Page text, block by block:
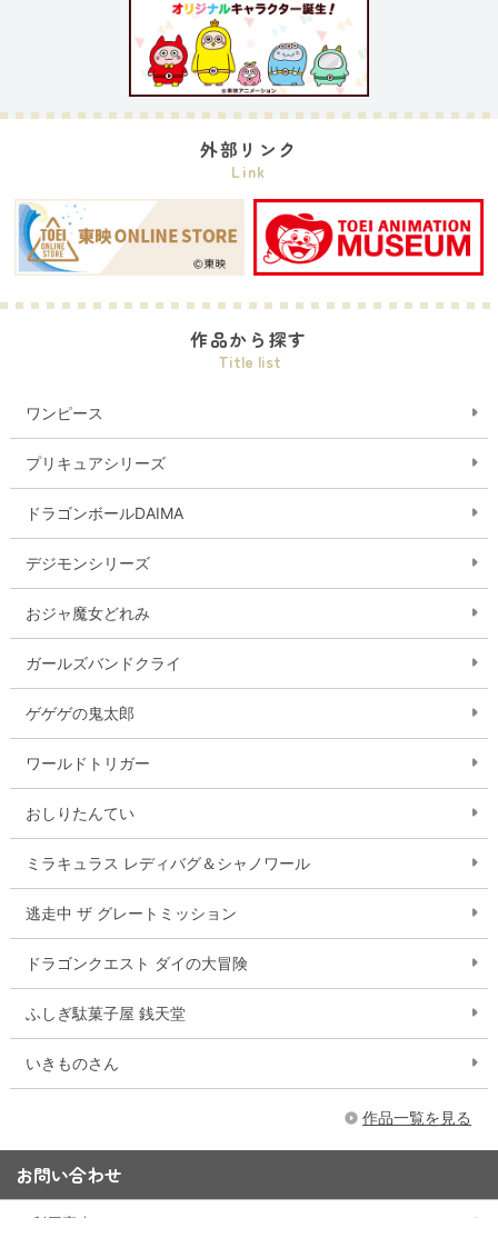
外部リンク
Link
作品から探す
Title list
ワンピース
プリキュアシリーズ
ドラゴンボールDAIMA
デジモンシリーズ
おジャ魔女どれみ
ガールズバンドクライ
ゲゲゲの鬼太郎
ワールドトリガー
おしりたんてい
ミラキュラス レディバグ＆シャノワール
逃走中 ザ グレートミッション
ドラゴンクエスト ダイの大冒険
ふしぎ駄菓子屋 銭天堂
いきものさん
作品一覧を見る
お問い合わせ
ご利用案内